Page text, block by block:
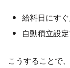
給料日にす
自動積立設
こうすることで